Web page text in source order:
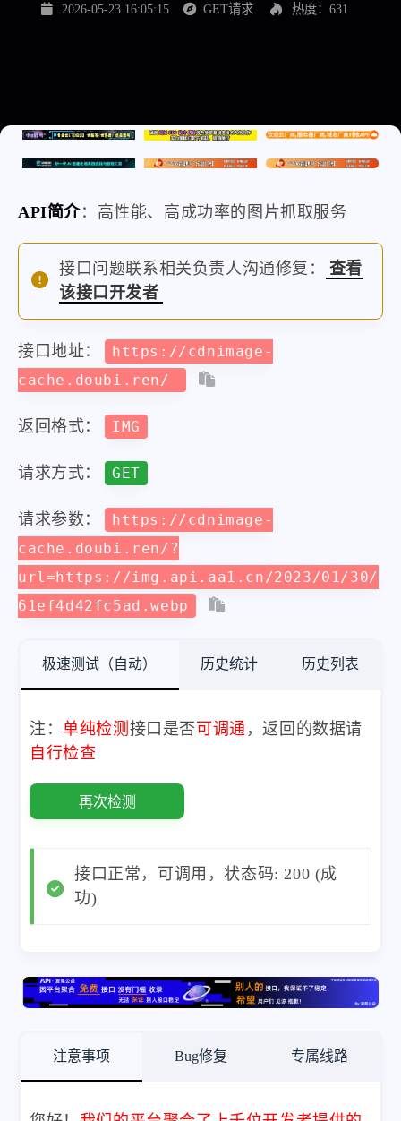
2026-05-23 16:05:15 GET请求 热度：631
API简介：高性能、高成功率的图片抓取服务
接口问题联系相关负责人沟通修复：
查看
该接口开发者
接口地址：
https://cdnimage-
cache.doubi.ren/
返回格式： IMG
请求方式： GET
请求参数：
https://cdnimage-
cache.doubi.ren/?
url=https://img.api.aa1.cn/2023/01/30/
61ef4d42fc5ad.webp
极速测试（自动） 历史统计 历史列表
注： 单纯检测 接口是否 可调通 ，返回的数据请
自行检查
再次检测
接口正常，可调用，状态码: 200 (成
功)
注意事项 Bug修复 专属线路